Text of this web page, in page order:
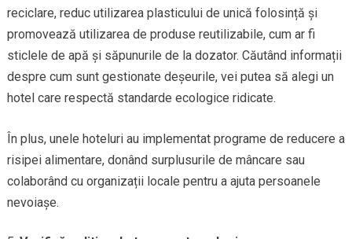
reciclare, reduc utilizarea plasticului de unică folosință și
promovează utilizarea de produse reutilizabile, cum ar fi
sticlele de apă și săpunurile de la dozator. Căutând informații
despre cum sunt gestionate deșeurile, vei putea să alegi un
hotel care respectă standarde ecologice ridicate.
În plus, unele hoteluri au implementat programe de reducere a
risipei alimentare, donând surplusurile de mâncare sau
colaborând cu organizații locale pentru a ajuta persoanele
nevoiașe.